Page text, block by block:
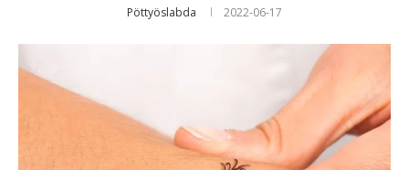
Pöttyöslabda 2022-06-17